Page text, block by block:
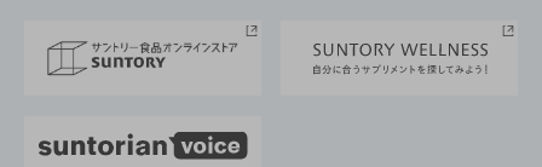
採用情報